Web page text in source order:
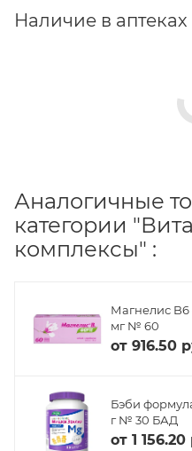
Наличие в аптеках
Аналогичные
категории
комплексы" :
Магнелис B6
мг № 60
от 916.50
Бэби
г № 30 БАД
от 1